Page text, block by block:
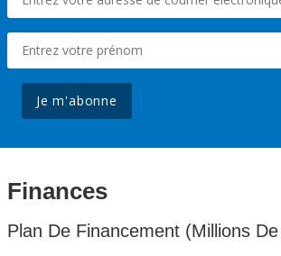
Je m'abonne
Finances
Plan De Financement (Millions